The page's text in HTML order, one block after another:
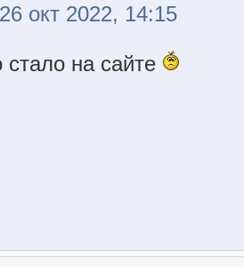
окт 2022, 14:15
стало на сайте